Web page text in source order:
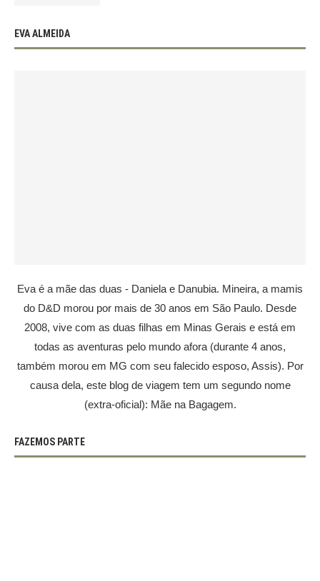
EVA ALMEIDA
Eva é a mãe das duas - Daniela e Danubia. Mineira, a mamis
do D&D morou por mais de 30 anos em São Paulo. Desde
2008, vive com as duas filhas em Minas Gerais e está em
todas as aventuras pelo mundo afora (durante 4 anos,
também morou em MG com seu falecido esposo, Assis). Por
causa dela, este blog de viagem tem um segundo nome
(extra-oficial): Mãe na Bagagem.
FAZEMOS PARTE